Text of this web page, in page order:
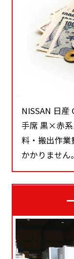
NISSAN 日産
手席 黒×赤系
料・搬出作
かかりません。